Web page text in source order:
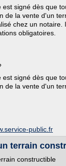
est signé dès que
de la vente d'un
chez un notaire.
obligatoires.
est signé dès que
de la vente d'un
public.fr
terrain
constructible